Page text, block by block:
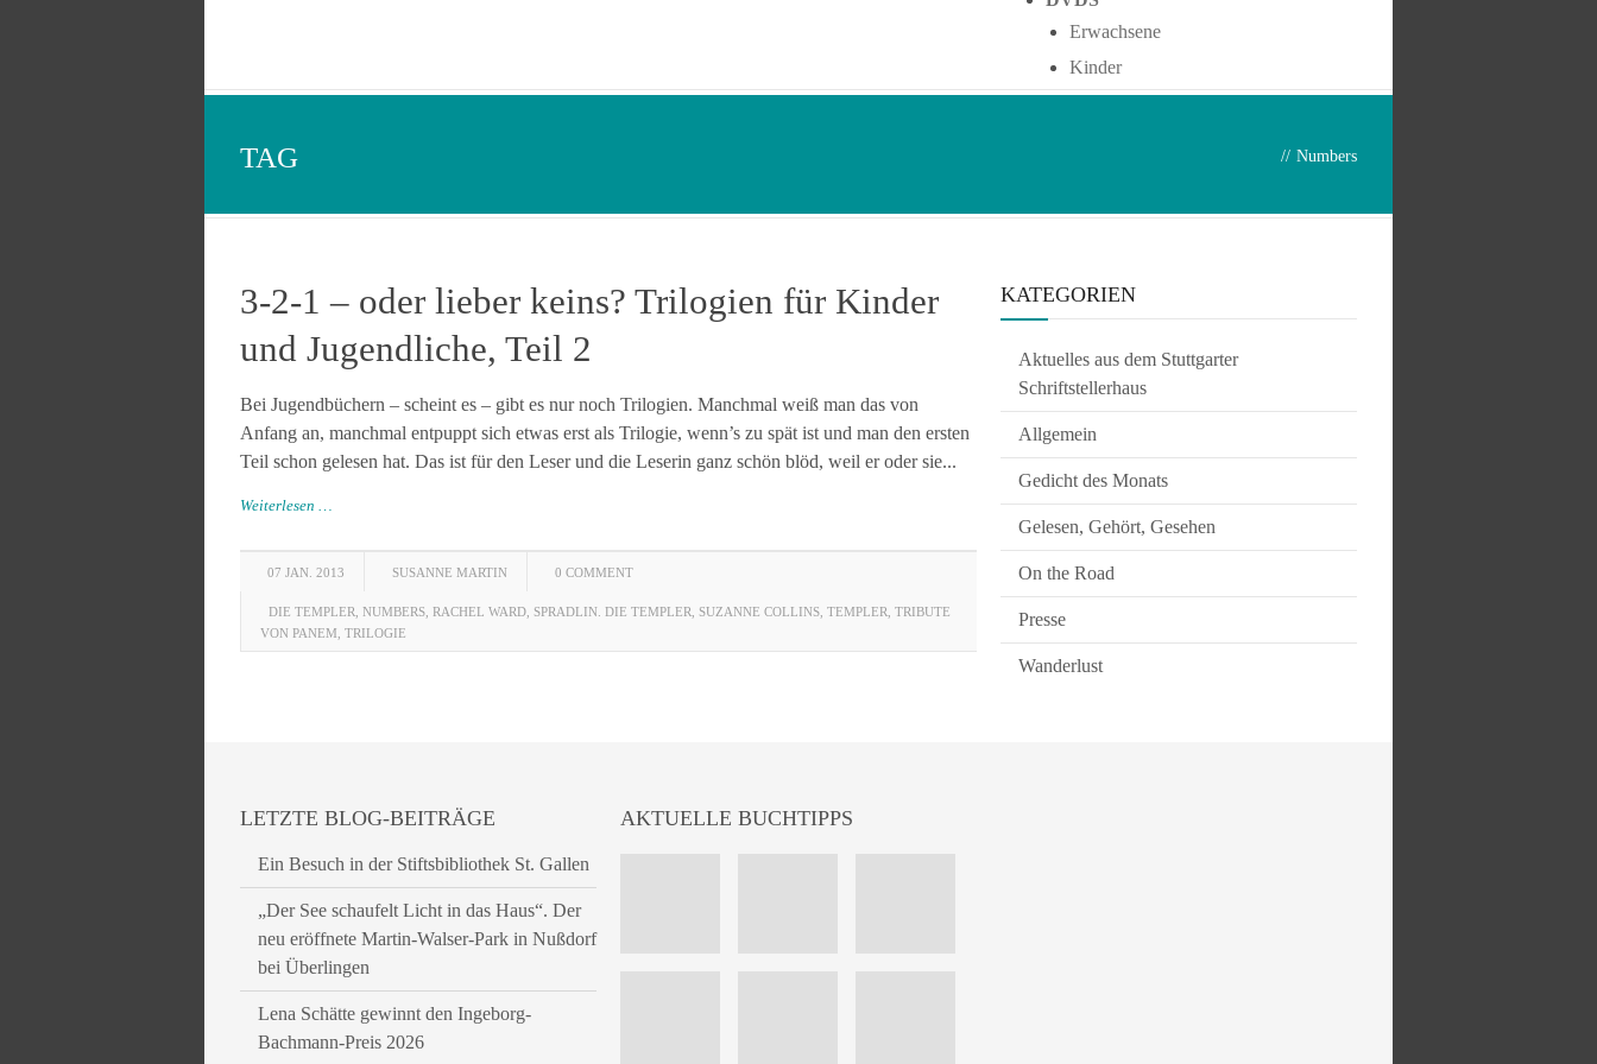
Erwachsene
Kinder
TAG // Numbers
3-2-1 – oder lieber keins? Trilogien für Kinder
und Jugendliche, Teil 2
Bei Jugendbüchern – scheint es – gibt es nur noch Trilogien. Manchmal weiß man das von
Anfang an, manchmal entpuppt sich etwas erst als Trilogie, wenn’s zu spät ist und man den ersten
Teil schon gelesen hat. Das ist für den Leser und die Leserin ganz schön blöd, weil er oder sie...
Weiterlesen …
07 JAN. 2013 SUSANNE MARTIN 0 COMMENT
DIE TEMPLER NUMBERS RACHEL WARD SPRADLIN. DIE TEMPLER SUZANNE COLLINS TEMPLER TRIBUTE
VON PANEM TRILOGIE
KATEGORIEN
Aktuelles aus dem Stuttgarter
Schriftstellerhaus
Allgemein
Gedicht des Monats
Gelesen, Gehört, Gesehen
On the Road
Presse
Wanderlust
LETZTE BLOG-BEITRÄGE
Ein Besuch in der Stiftsbibliothek St. Gallen
„Der See schaufelt Licht in das Haus“. Der
neu eröffnete Martin-Walser-Park in Nußdorf
bei Überlingen
Lena Schätte gewinnt den Ingeborg-
Bachmann-Preis 2026
AKTUELLE BUCHTIPPS